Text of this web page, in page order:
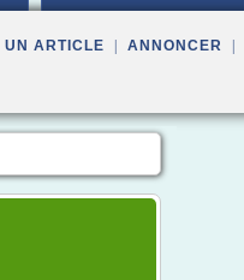
UN ARTICLE ANNONCER